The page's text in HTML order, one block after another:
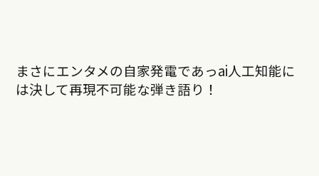
まさにエンタメの自家発電であっai人工知能に
は決して再現不可能な弾き語り！